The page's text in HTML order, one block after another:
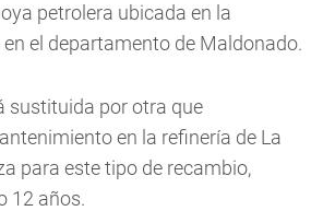
petrolera ubicada en la
en el departamento de Maldonado.
sustituida por otra que
en la refinería de La
para este tipo de recambio,
12 años.